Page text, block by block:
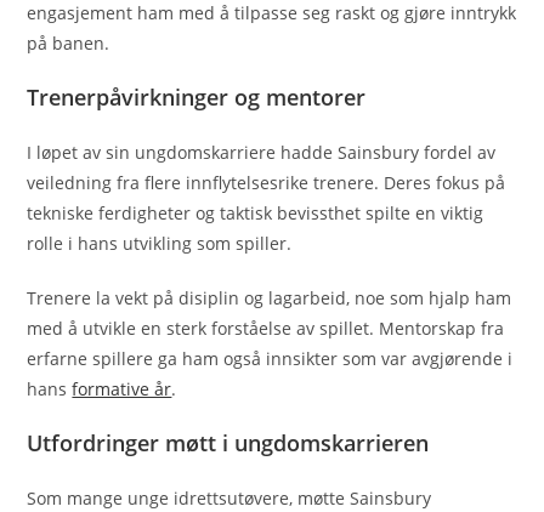
engasjement ham med å tilpasse seg raskt og gjøre inntrykk
på banen.
Trenerpåvirkninger og mentorer
I løpet av sin ungdomskarriere hadde Sainsbury fordel av
veiledning fra flere innflytelsesrike trenere. Deres fokus på
tekniske ferdigheter og taktisk bevissthet spilte en viktig
rolle i hans utvikling som spiller.
Trenere la vekt på disiplin og lagarbeid, noe som hjalp ham
med å utvikle en sterk forståelse av spillet. Mentorskap fra
erfarne spillere ga ham også innsikter som var avgjørende i
hansformative år.
Utfordringer møtt i ungdomskarrieren
Som mange unge idrettsutøvere, møtte Sainsbury